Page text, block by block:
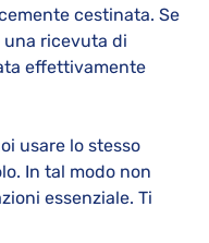
cestinata. Se
una ricevuta di
effettivamente
usare lo stesso
In tal modo non
essenziale. Ti